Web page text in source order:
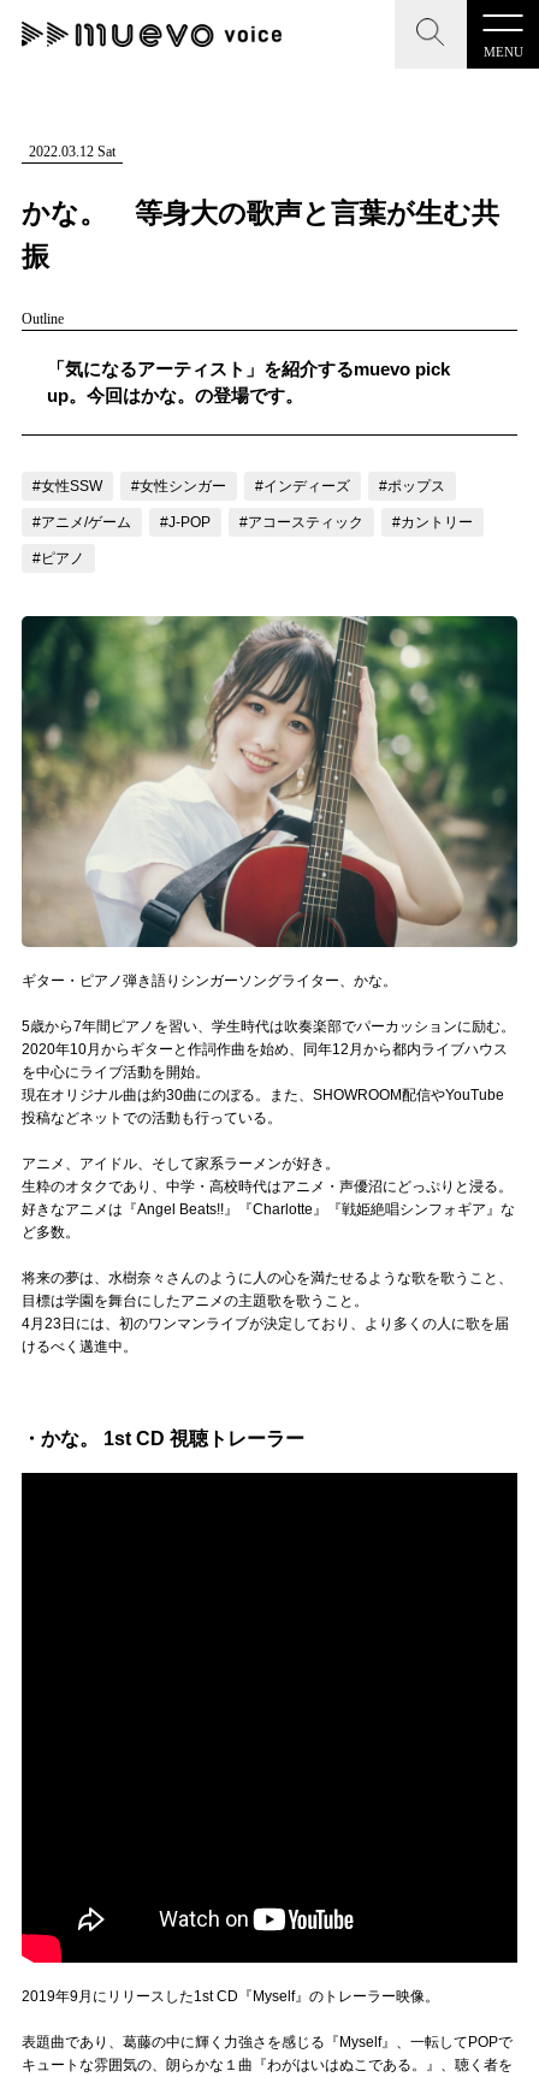
MENU
CLOSE
記事を検索する
人気ワード
#男性SSW #ポップス #女性SSW
CLOSE
"読者の声を形にする”音楽特化メディア
MENU
記事一覧
お問い合わせ
記事リクエスト
ログイン
muevoクラウドファンディング
muevoコミュニティ
ぶいクラ！by muevo
ぶいコミュ！by muevo
ぶいマガ！ by muevo
Follow us
Official SNS
2022.03.12 Sat
かな。 等身大の歌声と言葉が生む共
振
Outline
「気になるアーティスト」を紹介するmuevo pick
up。今回はかな。の登場です。
#女性SSW #女性シンガー #インディーズ #ポップス
#アニメ/ゲーム #J-POP #アコースティック #カントリー
#ピアノ
ギター・ピアノ弾き語りシンガーソングライター、かな。
5歳から7年間ピアノを習い、学生時代は吹奏楽部でパーカッションに励む。
2020年10月からギターと作詞作曲を始め、同年12月から都内ライブハウス
を中心にライブ活動を開始。
現在オリジナル曲は約30曲にのぼる。また、SHOWROOM配信やYouTube
投稿などネットでの活動も行っている。
アニメ、アイドル、そして家系ラーメンが好き。
生粋のオタクであり、中学・高校時代はアニメ・声優沼にどっぷりと浸る。
好きなアニメは『Angel Beats!!』『Charlotte』『戦姫絶唱シンフォギア』な
ど多数。
将来の夢は、水樹奈々さんのように人の心を満たせるような歌を歌うこと、
目標は学園を舞台にしたアニメの主題歌を歌うこと。
4月23日には、初のワンマンライブが決定しており、より多くの人に歌を届
けるべく邁進中。
・かな。 1st CD 視聴トレーラー
2019年9月にリリースした1st CD『Myself』のトレーラー映像。
表題曲であり、葛藤の中に輝く力強さを感じる『Myself』、一転してPOPで
キュートな雰囲気の、朗らかな１曲『わがはいはぬこである。』、聴く者を